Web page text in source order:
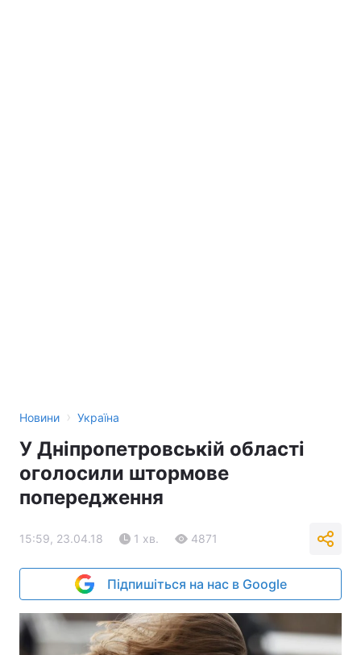
Новини › Україна
У Дніпропетровській області
оголосили штормове
попередження
15:59, 23.04.18 1 хв. 4871
Підпишіться на нас в Google